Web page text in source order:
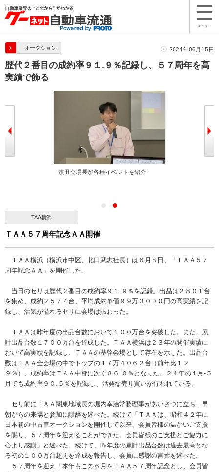
メニュー
オークション 2024年06月15日
歴代２番目の成約率９１.９％記録し、５７周年を高
実績で飾る
濱田会場長が各種イベントを紹介
TAA横浜
ＴＡＡ５７周年記念ＡＡ開催
ＴＡＡ横浜（横浜市中区、北口武志社長）は６月８日、「ＴＡＡ５７
周年記念ＡＡ」を開催した。
当日のセリは歴代２番目の成約率９１.９％を記録。出品は２８０１台
を集め、成約２５７４台、平均成約単価９９万３０００円の高実績を記
録し、活気が溢れるセリに会場は賑わった。
ＴＡＡは昨年度の出品台数において１００万台を突破した。また、累
計出品台数１７００万台を達成した。ＴＡＡ横浜は２３年の開催実績に
おいて高実績を記録し、ＴＡＡの基幹会場として存在を示した。出品台
数はＴＡＡ全会場の中でトップの１７万４０６２台（前年比１２
９％）、成約率はＴＡＡ中部に次ぐ８６.０％となった。２４年の１月-５
月でも成約率９０.５％を記録し、活発な売り買いが行われている。
セリ前にＴＡＡ関東地域長の堀内幸治常務理事があいさつに立ち、早
朝からの来場と参加に謝辞を述べた。続けて「ＴＡＡは、昭和４２年に
日本初の中古車オークションを開催して以来、会員皆様の温かいご支援
を賜り、５７周年を迎えることができた。会員皆様のご支援とご協力に
心より感謝」と述べた。続けて、昨年度の累計出品台数は過去最高とな
る初の１００万台超えを達成を報告し、会員に感謝の言葉を述べた。
５７周年を迎え「本年もこの６月をＴＡＡ５７周年記念とし、会員皆